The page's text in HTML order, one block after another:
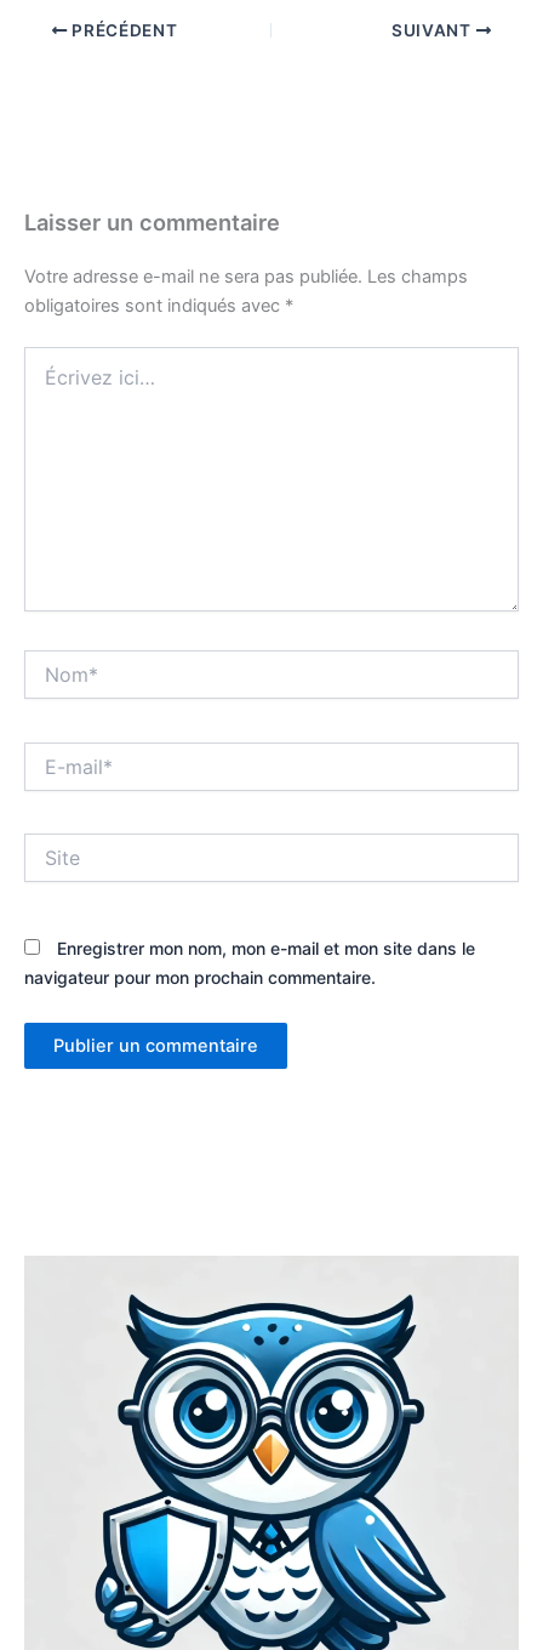
PRÉCÉDENT SUIVANT
Laisser un commentaire
Votre adresse e-mail ne sera pas publiée. Les champs
obligatoires sont indiqués avec *
ici…
mail*
Enregistrer mon nom, mon e-mail et mon site dans le
navigateur pour mon prochain commentaire.